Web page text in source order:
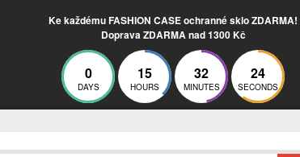
Ke každému FASHION CASE ochranné sklo ZDARMA!
Doprava ZDARMA nad 1300 Kč
0
DAYS
15
HOURS
32
MINUTES
24
SECONDS